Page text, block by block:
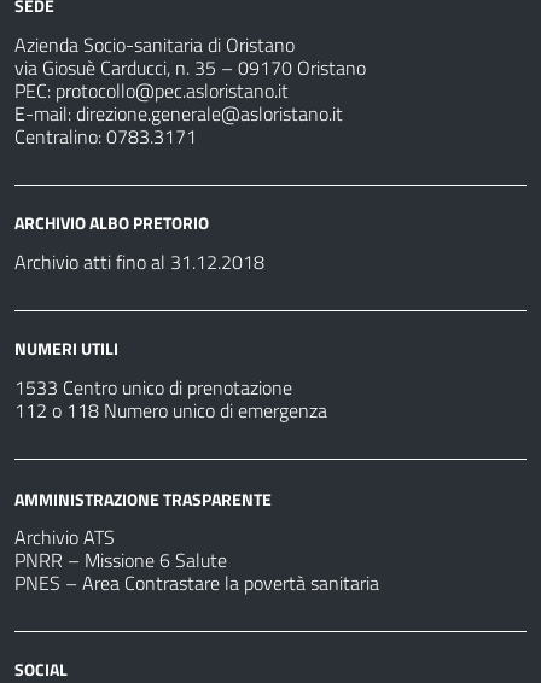
Azienda Socio-sanitaria di Oristano
via Giosuè Carducci, n. 35 – 09170 Oristano
PEC: protocollo@pec.asloristano.it
E-mail:direzione.generale@asloristano.it
Centralino: 0783.3171
ARCHIVIO ALBO PRETORIO
Archivio atti fino al 31.12.2018
NUMERI UTILI
1533 Centro unico di prenotazione
112 o 118 Numero unico di emergenza
AMMINISTRAZIONE TRASPARENTE
Archivio ATS
PNRR – Missione 6 Salute
PNES – Area Contrastare la povertà sanitaria
SOCIAL